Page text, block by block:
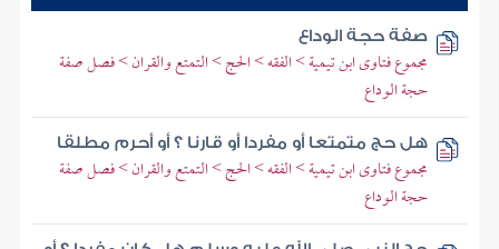
صفة حجة الوداع
مجموع فتاوى ابن تيمية > الفقه > الحج > التمتع والقران > فصل صفة
حجة الوداع
هل حج متمتعا أو مفردا أو قارنا ؟ أو أحرم مطلقا
مجموع فتاوى ابن تيمية > الفقه > الحج > التمتع والقران > فصل صفة
حجة الوداع